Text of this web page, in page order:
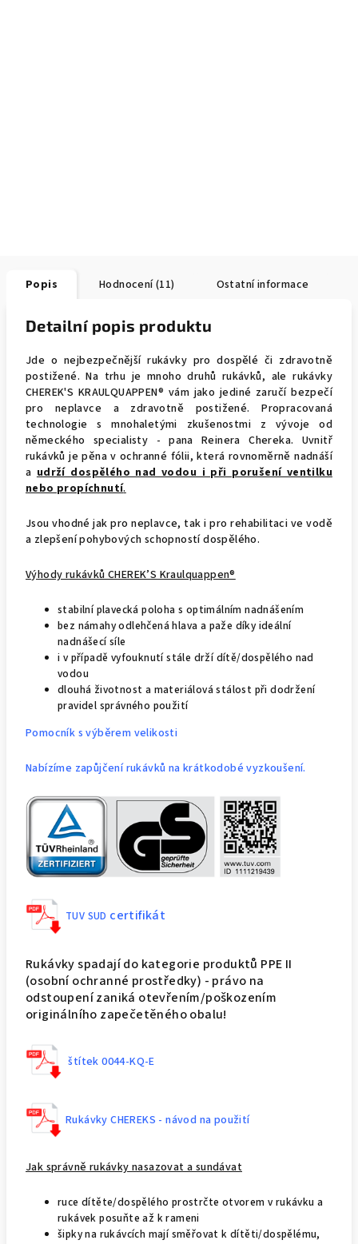
Popis Hodnocení (11) Ostatní informace
Detailní popis produktu
Jde o nejbezpečnější rukávky pro dospělé či zdravotně
postižené. Na trhu je mnoho druhů rukávků, ale rukávky
CHEREK'S KRAULQUAPPEN® vám jako jediné zaručí bezpečí
pro neplavce a zdravotně postižené. Propracovaná
technologie s mnohaletými zkušenostmi z vývoje od
německého specialisty - pana Reinera Chereka. Uvnitř
rukávků je pěna v ochranné fólii, která rovnoměrně nadnáší
audrží dospělého nad vodou i při porušení ventilku
nebo propíchnutí.
Jsou vhodné jak pro neplavce, tak i pro rehabilitaci ve vodě
a zlepšení pohybových schopností dospělého.
Výhody rukávků CHEREK’S Kraulquappen®
stabilní plavecká poloha s optimálním nadnášením
bez námahy odlehčená hlava a paže díky ideální
nadnášecí síle
i v případě vyfouknutí stále drží dítě/dospělého nad
vodou
dlouhá životnost a materiálová stálost při dodržení
pravidel správného použití
Pomocník s výběrem velikosti
Nabízíme zapůjčení rukávků na krátkodobé vyzkoušení.
TUV SUD certifikát
Rukávky spadají do kategorie produktů PPE II
(osobní ochranné prostředky) - právo na
odstoupení zaniká otevřením/poškozením
originálního zapečetěného obalu!
štítek 0044-KQ-E
Rukávky CHEREKS - návod na použití
Jak správně rukávky nasazovat a sundávat
ruce dítěte/dospělého prostrčte otvorem v rukávku a
rukávek posuňte až k rameni
šipky na rukávcích mají směřovat k dítěti/dospělému,